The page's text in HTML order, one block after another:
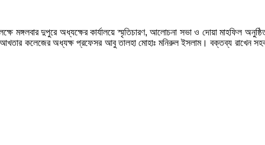
মঙ্গলবার দুপুরে অধ্যক্ষের কার্যালয়ে স্মৃতিচারণ, আলোচনা সভা ও দোয়া মাহফিল
আখতার কলেজের অধ্যক্ষ প্রফেসর আবু তালহা মোহাঃ মনিরুল ইসলাম। বক্তব্য রাখেন